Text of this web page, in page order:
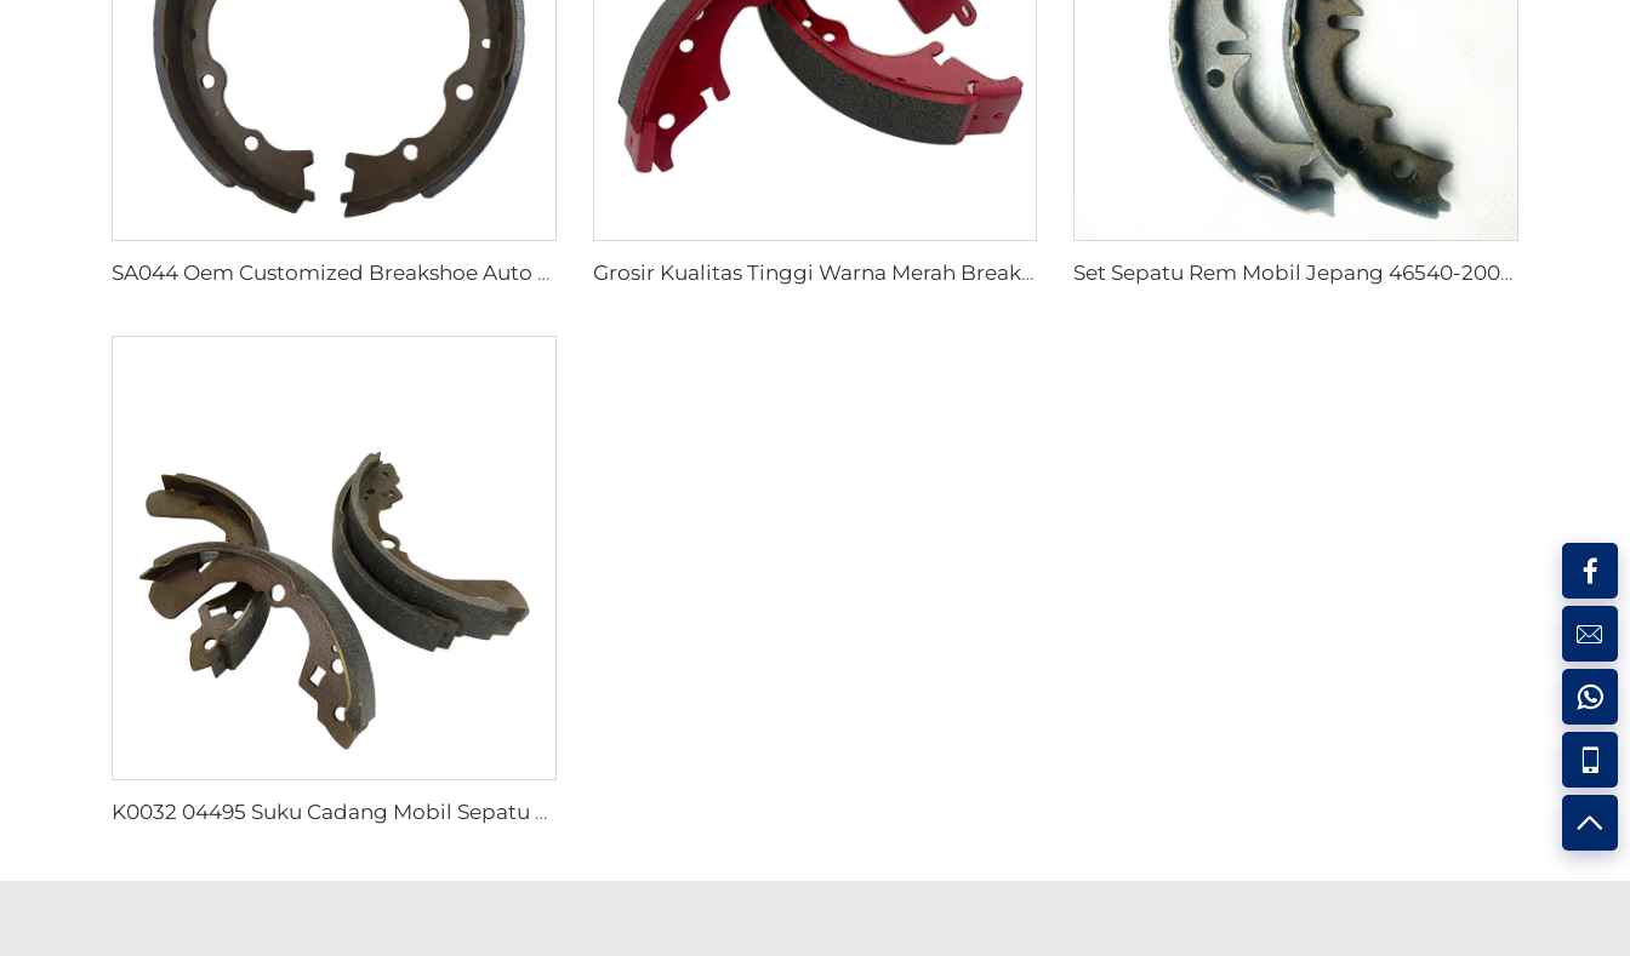
SA044 Oem Customized Breakshoe Auto Brake Shoe Shoes Brakes untuk Kia Mazda Grosir Kualitas Tinggi Warna Merah Breakshoe Rem Sepatu Otomotif K2335 untuk HILUX HIACE Set Sepatu Rem Mobil Jepang 46540-20070 S859 1586-S859
K0032 04495 Suku Cadang Mobil Sepatu Rem Keramik untuk Suzuki SWIFT